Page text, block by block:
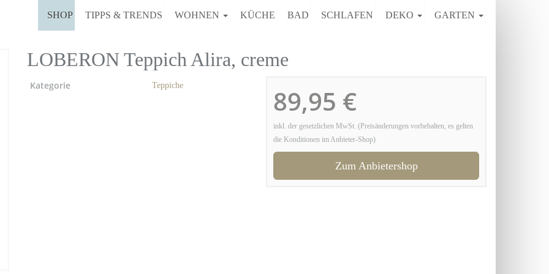
SHOP TIPPS & TRENDS WOHNEN KÜCHE BAD SCHLAFEN DEKO GARTEN
LOBERON Teppich Alira, creme
89,95 €
inkl. der gesetzlichen MwSt. (Preisänderungen vorbehalten, es gelten
die Konditionen im Anbieter-Shop)
Zum Anbietershop
Kategorie Teppiche